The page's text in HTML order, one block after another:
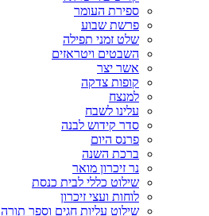
ספירת העומר
פרשת שבוע
שלט זמני תפילה
השבטים ויטראזים
אשר יצר
קופות צדקה
למנצח
עלינו לשבח
סדר קידוש לבנה
פרנס היום
ברכת השנה
נר זיכרון מואר
שילוט כללי לבית כנסת
לוחות ועצי זיכרון
שילוט עליות חגים וספר תורה